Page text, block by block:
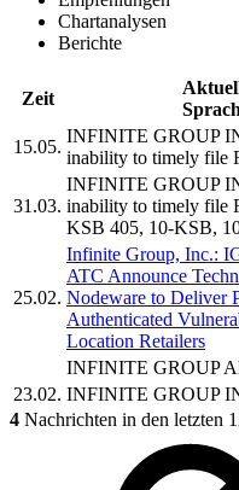
Chartanalysen
Berichte
Zeit
15.05.
INFINITE GROUP
inability to timely file
31.03.
INFINITE GROUP
inability to timely file
KSB 405, 10-KSB,
25.02.
Infinite Group, Inc.:
ATC Announce
Nodeware to Deliver
Authenticated
Location Retailers
INFINITE GROUP
23.02. INFINITE GROUP
4 Nachrichten in den letzten